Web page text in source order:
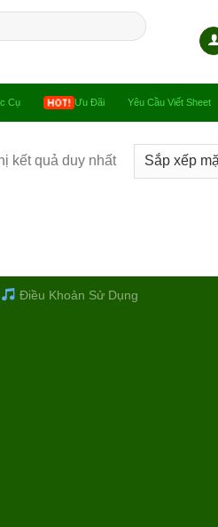
Cụ Ưu Đãi Yêu Cầu Viết Sheet
kết quả duy nhất
Điều Khoản Sử Dụng